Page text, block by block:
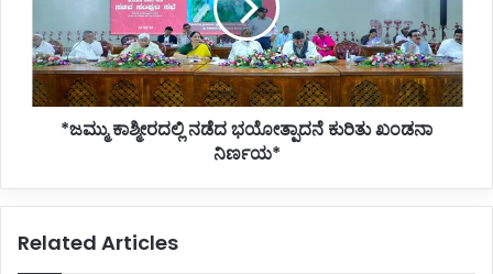
ಖಂಡನಾ
ನಿರ್ಣಯ*
*ಜಮ್ಮು ಕಾಶ್ಮೀರದಲ್ಲಿ ನಡೆದ ಭಯೋತ್ಪಾದನೆ ಕುರಿತು ಖಂಡನಾ
ನಿರ್ಣಯ*
Related Articles